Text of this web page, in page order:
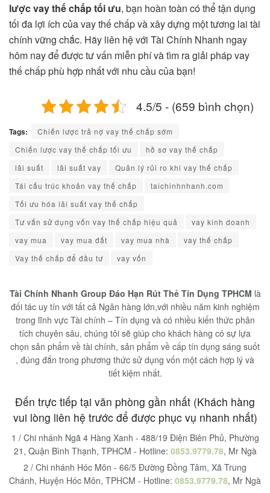
lược vay thế chấp tối ưu, bạn hoàn toàn có thể tận dụng
tối đa lợi ích của vay thế chấp và xây dựng một tương lai tài
chính vững chắc. Hãy liên hệ với Tài Chính Nhanh ngay
hôm nay để được tư vấn miễn phí và tìm ra giải pháp vay
thế chấp phù hợp nhất với nhu cầu của bạn!
4.5/5 - (659 bình chọn)
Tags:
Chiến lược trả nợ vay thế chấp sớm
Chiến lược vay thế chấp tối ưu
hồ sơ vay thế chấp
lãi suất
lãi suất vay
Quản lý rủi ro khi vay thế chấp
Tái cấu trúc khoản vay thế chấp
taichinhnhanh.com
Tối ưu hóa lãi suất vay thế chấp
Tư vấn sử dụng vốn vay thế chấp hiệu quả
vay kinh doanh
vay mua
vay mua đất vay mua nhà
vay thế chấp
Vay thế chấp để đầu tư
vay vốn
Tài Chính Nhanh Group Đáo Hạn Rút Thẻ Tín Dụng TPHCM là
đối tác uy tín với tất cả Ngân hàng lớn,với nhiều năm kinh nghiệm
trong lĩnh vực Tài chính – Tín dụng và có nhiều kiến thức phân
tích chuyên sâu, chúng tôi sẽ giúp cho khách hàng có sự lựa
chọn sản phẩm về tài chính, sản phẩm về cấp tín dụng sáng suốt
, đúng đắn trong phương thức sử dụng vốn một cách hợp lý và
tiết kiệm nhất.
Đến trực tiếp tại văn phòng gần nhất (Khách hàng
vui lòng liên hệ trước để được phục vụ nhanh nhất)
1 / Chi nhánh Ngã 4 Hàng Xanh - 488/19 Điện Biên Phủ, Phường
21, Quận Bình Thạnh, TPHCM - Hotline: 0853.9779.78, Mr Ngà
2 / Chi nhánh Hóc Môn - 66/5 Đường Đồng Tâm, Xã Trung
Chánh, Huyện Hóc Môn, TPHCM - Hotline: 0853.9779.78, Mr Ngà